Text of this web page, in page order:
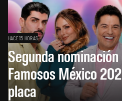
HACE 15 HORAS
Segunda
Famosos México
placa